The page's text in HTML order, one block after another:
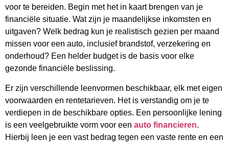
voor te bereiden. Begin met het in kaart brengen van je
financiële situatie. Wat zijn je maandelijkse inkomsten en
uitgaven? Welk bedrag kun je realistisch gezien per maand
missen voor een auto, inclusief brandstof, verzekering en
onderhoud? Een helder budget is de basis voor elke
gezonde financiële beslissing.
Er zijn verschillende leenvormen beschikbaar, elk met eigen
voorwaarden en rentetarieven. Het is verstandig om je te
verdiepen in de beschikbare opties. Een persoonlijke lening
is een veelgebruikte vorm voor een auto financieren.
Hierbij leen je een vast bedrag tegen een vaste rente en een